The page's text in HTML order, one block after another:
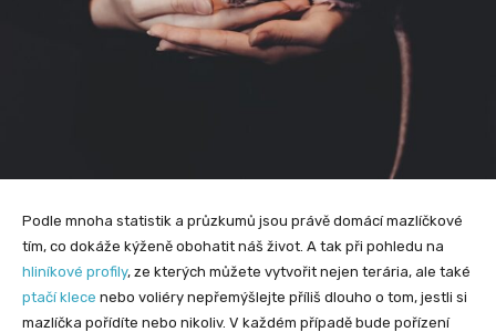
Podle mnoha statistik a průzkumů jsou právě domácí mazlíčkové
tím, co dokáže kýženě obohatit náš život. A tak při pohledu na
hliníkové profily, ze kterých můžete vytvořit nejen terária, ale také
ptačí klece nebo voliéry nepřemýšlejte příliš dlouho o tom, jestli si
mazlíčka pořídíte nebo nikoliv. V každém případě bude pořízení